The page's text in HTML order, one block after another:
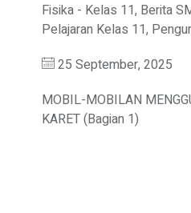
Fisika - Kelas 11, Berita
Pelajaran Kelas 11,
25 September, 2025
MOBIL-MOBILAN
KARET (Bagian 1)